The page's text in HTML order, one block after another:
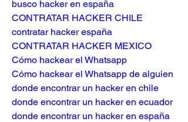
busco hacker en españa
CONTRATAR HACKER CHILE
contratar hacker españa
CONTRATAR HACKER MEXICO
Cómo hackear el Whatsapp
Cómo hackear el Whatsapp de alguien
donde encontrar un hacker en chile
donde encontrar un hacker en ecuador
donde encontrar un hacker en españa